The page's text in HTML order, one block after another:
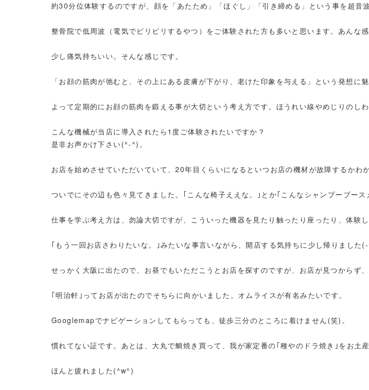
約30分位体験するのですが、顔を「あたため」「ほぐし」「引き締める」という事を超音
整骨院で低周波（電気でビリビリするやつ）をご体験された方も多いと思います。あんな
少し痛気持ちいい。そんな感じです。
「お顔の筋肉が弛むと、その上にある皮膚が下がり、老けた印象を与える」という発想に魅
よって定期的にお顔の筋肉を鍛える事が大切という考え方です。ほうれい線やめじりのし
こんな機械が当店に導入されたら1度ご体験されたいですか？
是非お声かけ下さい(^-^)。
お店を始めさせていただいていて、20年目くらいになるといつお店の機材が故障するかわ
ついでにその辺も色々見てきました。｢こんな椅子ええな。｣とか｢こんなシャンプーブー
仕事を学ぶ考え方は、勿論大切ですが、こういった機器を見たり触ったり座ったり、体験
｢もう一回お店さわりたいな。｣みたいな事言いながら、開店する気持ちに少し帰りました(-
せっかく大阪に出たので、お昼でもいただこうとお店を探すのですが、お店が見つからず、
｢明治軒｣ってお店が出たのでそちらに向かいました。オムライスが有名みたいです。
Googlemapでナビゲーションしてもらっても、徒歩三分のところに着けません(笑)。
慣れてない証です。あとは、大丸で鯛焼き買って、我が家定番の｢種やのドラ焼き｣をお土
ほんと疲れました(^w^)